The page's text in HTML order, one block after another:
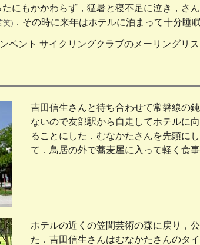
にもかかわらず，猛暑と寝不足に泣き，さ
笑) ．その時に来年はホテルに泊まって十分睡
ベント サイクリングクラブのメーリングリ
吉田信生さんと待ち合わせて常磐線の
ないので友部駅から自走してホテルに
ることにした．むなかたさんを先頭に
て．鳥居の外で蕎麦屋に入って軽く食事
ホテルの近くの笠間芸術の森に戻り，
た．吉田信生さんはむなかたさんのタ